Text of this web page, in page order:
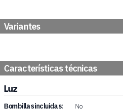
Variantes
Características técnicas
Luz
Bombillas incluidas:
No